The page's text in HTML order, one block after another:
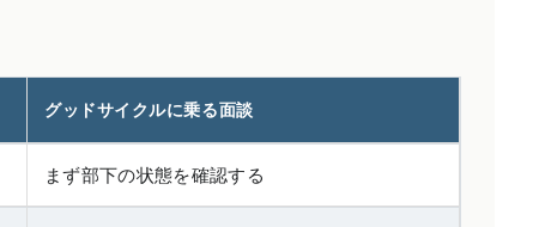
グッドサイクルに乗る面談
まず部下の状態を確認する